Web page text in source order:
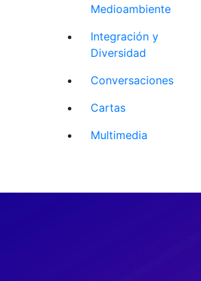
Medioambiente
Integración y
Diversidad
Conversaciones
Cartas
Multimedia